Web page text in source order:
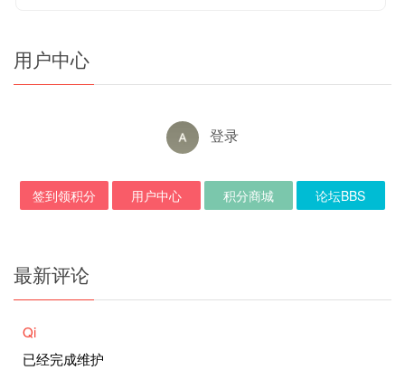
用户中心
登录
签到领积分 用户中心 积分商城 论坛BBS
最新评论
Qi
已经完成维护